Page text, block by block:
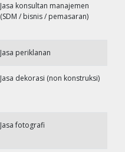
Jasa konsultan manajemen
(SDM / bisnis / pemasaran)
Jasa periklanan
Jasa dekorasi (non konstruksi)
Jasa fotografi